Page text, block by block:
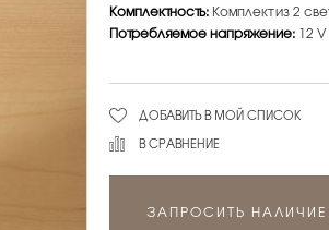
Комплектность: Комплект из 2
Потребляемое напряжение: 12 V
ДОБАВИТЬ В МОЙ СПИСОК
В СРАВНЕНИЕ
ЗАПРОСИТЬ